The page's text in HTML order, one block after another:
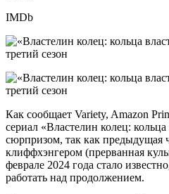
IMDb
Как сообщает Variety, Amazon
сериал «Властелин колец:
сюрпризом, так как предыдущая
клиффхэнгером (прерванная
феврале 2024 года стало
работать над продолжением.